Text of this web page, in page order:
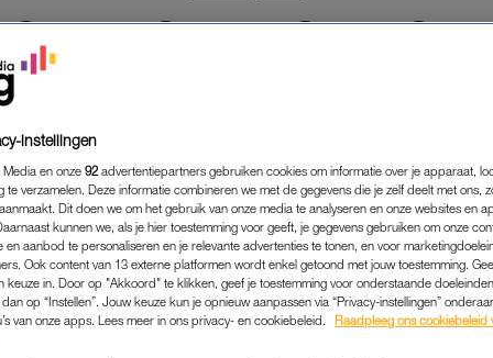
OVER BOTTE
'VAN SPIJT
zondag te zien in ‘Collegetour’. Daar vertelt hij
zijn kinderen is.
open.
Lees ook
verrast zieke fan: ‘Door alle adrenaline vergat ik
instellingen
en onze 92 advertentiepartners gebruiken cookies om informatie over je apparaat,
te verzamelen. Deze informatie combineren we met de gegevens die je zelf deelt met ons,
Dit doen we om het gebruik van onze media te analyseren en onze websites en
kunnen we, als je hier toestemming voor geeft, je gegevens gebruiken om onze
en aanbod te personaliseren en je relevante advertenties te tonen, en voor
Ook content van 13 externe platformen wordt enkel getoond met jouw toestemming.
keuze in. Door op "Akkoord" te klikken, geef je toestemming voor onderstaande
op “Instellen”. Jouw keuze kun je opnieuw aanpassen via “Privacy-instellingen”
van onze apps. Lees meer in ons privacy- en cookiebeleid.
Raadpleeg ons cookiebeleid